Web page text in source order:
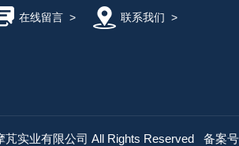
在线留言> 联系我们 >
芃实业有限公司 All Rights Reserved 备案